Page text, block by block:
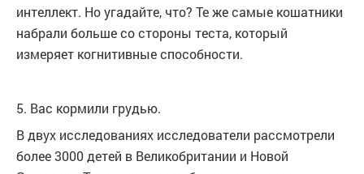
интеллект. Но угадайте, что? Те же самые кошатники
набрали больше со стороны теста, который
измеряет когнитивные способности.
5. Вас кормили грудью.
В двух исследованиях исследователи рассмотрели
более 3000 детей в Великобритании и Новой